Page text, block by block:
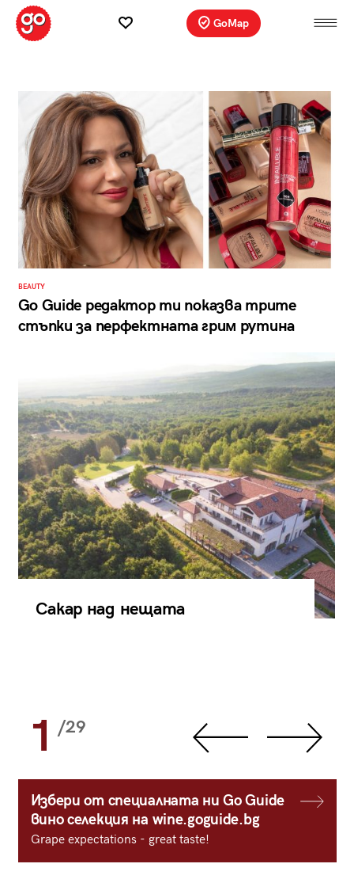
GoMap
BEAUTY
Go Guide редактор ти показва трите
стъпки за перфектната грим рутина
Сакар над нещата
1 /29
Избери от специалната ни Go Guide
вино селекция на wine.goguide.bg
Grape expectations - great taste!